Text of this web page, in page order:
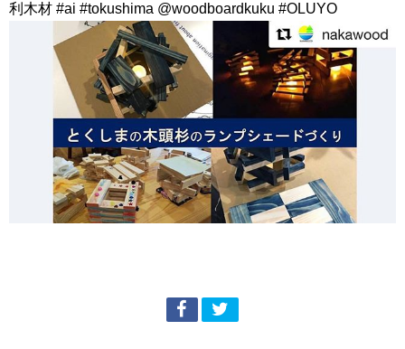
利木材 #ai #tokushima @woodboardkuku #OLUYO